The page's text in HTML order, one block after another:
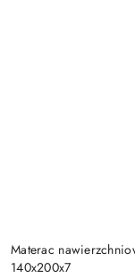
Materac
140x200x7